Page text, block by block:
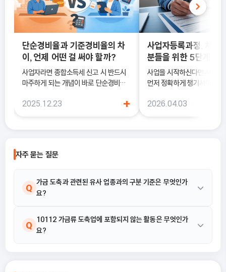
단순경비율과 기준경비율의 차
이, 언제 어떤 걸 써야 할까?
사업자라면 종합소득세 신고 시 반드시
마주하게 되는 개념이 바로 단순경비율
에서는 이 두 가지의 차이를 정확히 이해
경비율의 개념부터, 어떤 경우에 어떤 방
으로 정리합니다.
2025.12.23 +
사업자등록과정, 처음
분들을 위한 5단계 정
사업을 시작하신다면 사업자
먼저 정확하게 챙기셔야 해
국세청에 정식으로 사업을
2026.04.03
자주 묻는 질문
Q
가금 도축과 관련된 유사 업종과의 구분 기준은 무엇인가
요?
A 가금류 도축업(10112)은 닭, 오리 등 가금 및 조류 등을 자영 또는
임가공 방식으로 도축하는 활동을 의미합니다. 반면, 축산동물 도축
Q
10112 가금류 도축업에 포함되지 않는 활동은 무엇인가
요?